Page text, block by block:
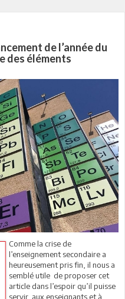
de l’année du
des éléments
Comme la crise de
l’enseignement secondaire a
heureusement pris fin, il nous a
semblé utile de proposer cet
article dans l’espoir qu’il puisse
servir aux enseignants et à